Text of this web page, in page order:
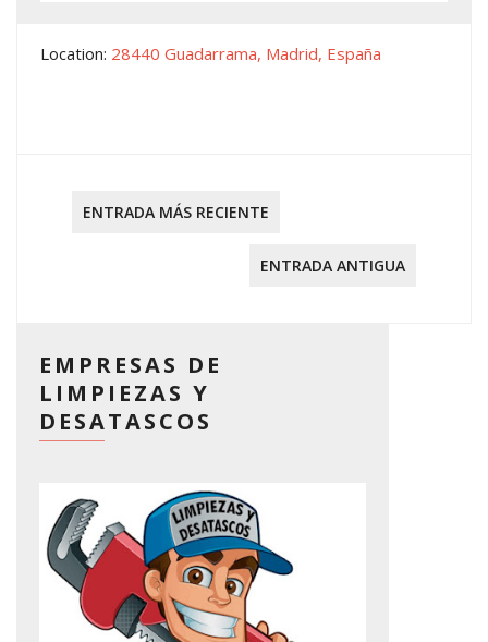
Location: 28440 Guadarrama, Madrid, España
ENTRADA MÁS RECIENTE
ENTRADA ANTIGUA
EMPRESAS DE
LIMPIEZAS Y
DESATASCOS